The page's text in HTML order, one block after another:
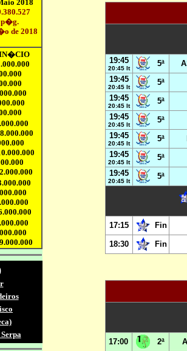
19:45
20:45 It
5ª
19:45
20:45 It
5ª
19:45
20:45 It
5ª
19:45
20:45 It
5ª
19:45
20:45 It
5ª
19:45
20:45 It
5ª
19:45
20:45 It
5ª
17:15 Fin
18:30 Fin
17:00 2ª